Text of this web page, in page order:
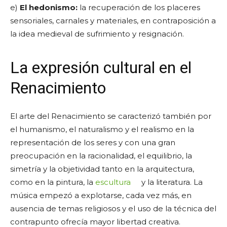
e) El hedonismo: la recuperación de los placeres
sensoriales, carnales y materiales, en contraposición a
la idea medieval de sufrimiento y resignación.
La expresión cultural en el
Renacimiento
El arte del Renacimiento se caracterizó también por
el humanismo, el naturalismo y el realismo en la
representación de los seres y con una gran
preocupación en la racionalidad, el equilibrio, la
simetría y la objetividad tanto en la arquitectura,
como en la pintura, la escultura
y la literatura. La
música empezó a explotarse, cada vez más, en
ausencia de temas religiosos y el uso de la técnica del
contrapunto ofrecía mayor libertad creativa.